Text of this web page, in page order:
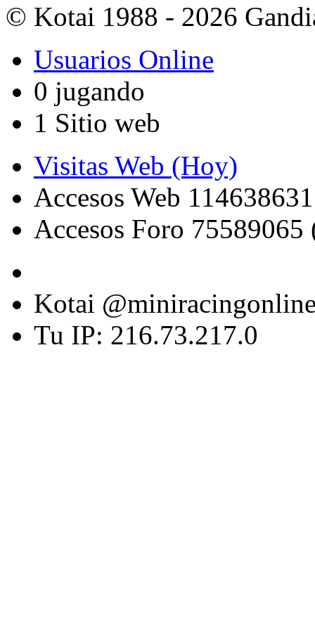
© Kotai 1988 - 2026
Usuarios Online
0 jugando
1 Sitio web
Visitas Web (Hoy)
Accesos Web
Accesos Foro 75589065
Kotai
Tu IP: 216.73.217.0